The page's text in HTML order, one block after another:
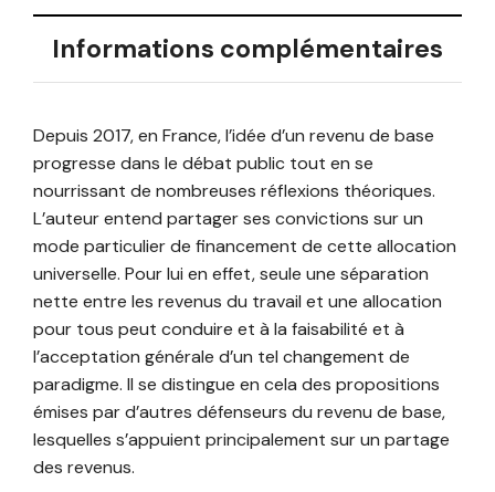
Informations complémentaires
Depuis 2017, en France, l’idée d’un revenu de base
progresse dans le débat public tout en se
nourrissant de nombreuses réflexions théoriques.
L’auteur entend partager ses convictions sur un
mode particulier de financement de cette allocation
universelle. Pour lui en effet, seule une séparation
nette entre les revenus du travail et une allocation
pour tous peut conduire et à la faisabilité et à
l’acceptation générale d’un tel changement de
paradigme. Il se distingue en cela des propositions
émises par d’autres défenseurs du revenu de base,
lesquelles s’appuient principalement sur un partage
des revenus.